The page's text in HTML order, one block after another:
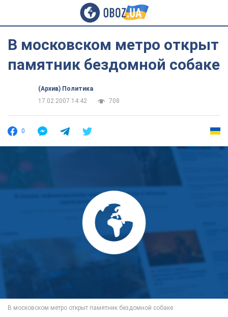
В московском метро открыт
памятник бездомной собаке
(Архив) Политика
17.02.2007 14:42
708
0